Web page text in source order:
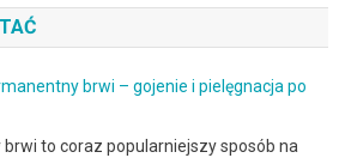
brwi – gojenie i pielęgnacja po
to coraz popularniejszy sposób na